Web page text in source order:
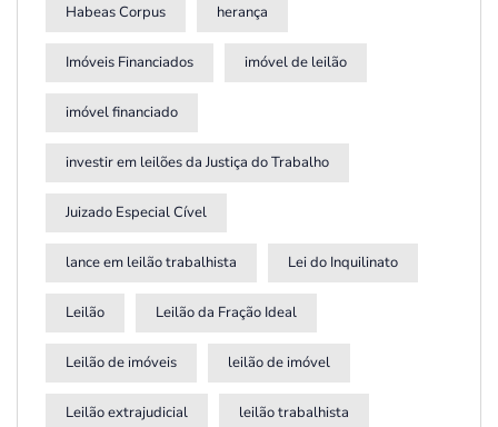
Habeas Corpus herança
Imóveis Financiados imóvel de leilão
imóvel financiado
investir em leilões da Justiça do Trabalho
Juizado Especial Cível
lance em leilão trabalhista Lei do Inquilinato
Leilão Leilão da Fração Ideal
Leilão de imóveis leilão de imóvel
Leilão extrajudicial leilão trabalhista